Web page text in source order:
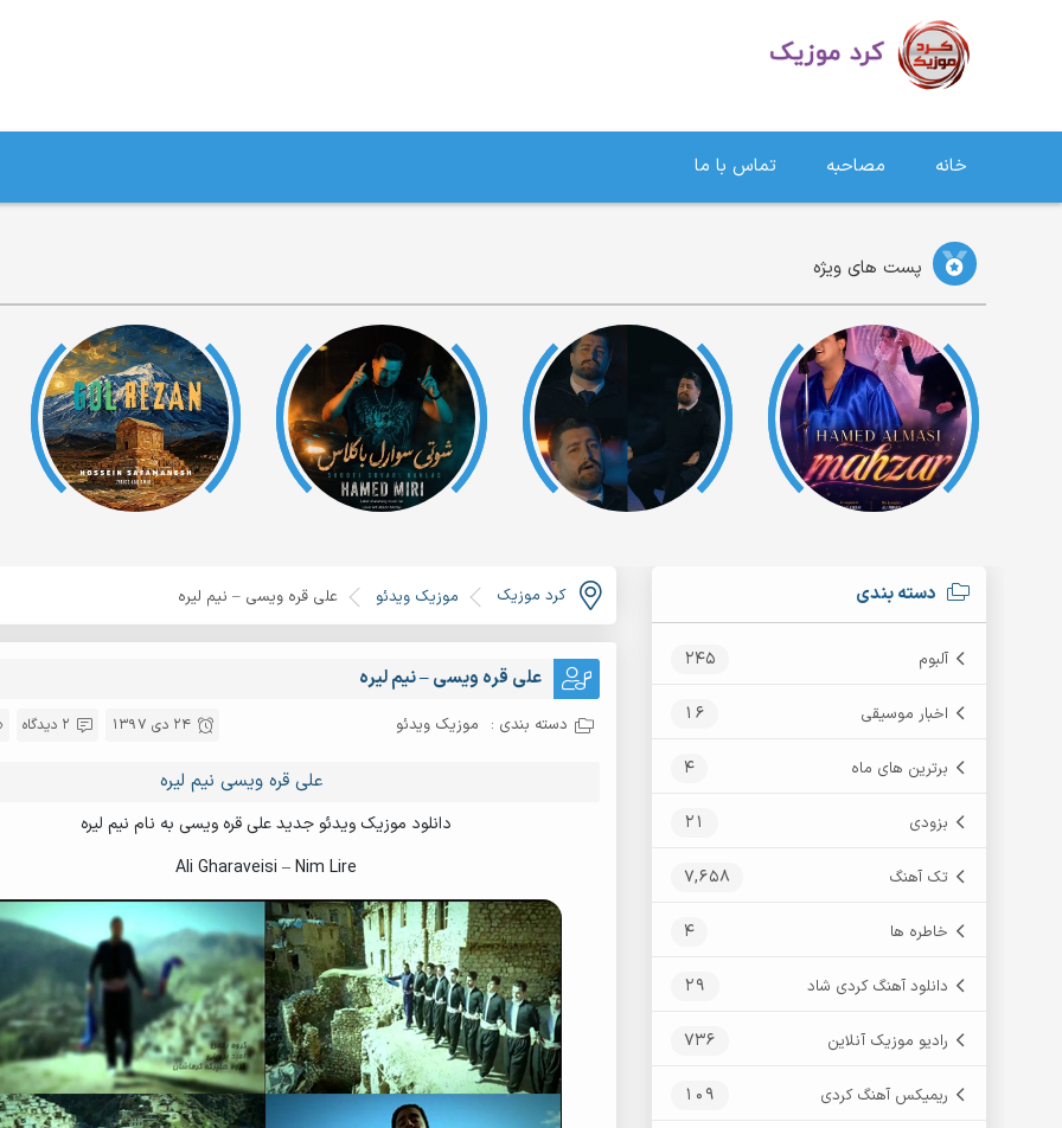
خانه مصاحبه تماس با ما
پست های ویژه
دسته بندی
آلبوم 245
اخبار موسیقی 16
برترین های ماه 4
بزودی 21
تک آهنگ 7,658
خاطره ها 4
دانلود آهنگ کردی شاد 29
رادیو موزیک آنلاین 736
ریمیکس آهنگ کردی 109
کرد موزیک موزیک ویدئو علی قره ویسی – نیم لیره
علی قره ویسی – نیم لیره
دسته بندی : موزیک ویدئو 2 دیدگاه 24 دی 1397
علی قره ویسی نیم لیره
دانلود موزیک ویدئو جدید علی قره ویسی به نام نیم لیره
Ali Gharaveisi – Nim Lire